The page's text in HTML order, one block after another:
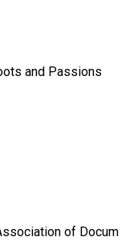
and Passions
of Docum